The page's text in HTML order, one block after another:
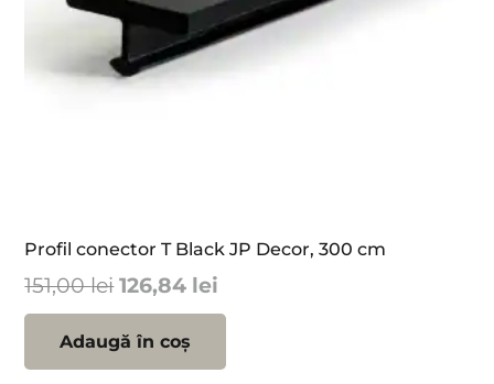
Profil conector T Black JP Decor, 300 cm
151,00leiPrețul
inițial
a
fost:
126,84 lei
curent
126,84 lei.
Adaugă în coș